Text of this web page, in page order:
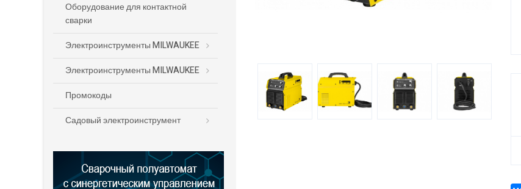
Оборудование для контактной
сварки
Электроинструменты MILWAUKEE
Электроинструменты MILWAUKEE
Промокоды
Садовый электроинструмент